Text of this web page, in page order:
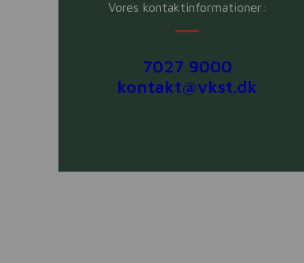
Vores kontaktinformationer:
7027 9000
kontakt@vkst.dk